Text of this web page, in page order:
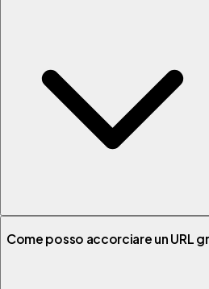
Come posso accorciare un URL